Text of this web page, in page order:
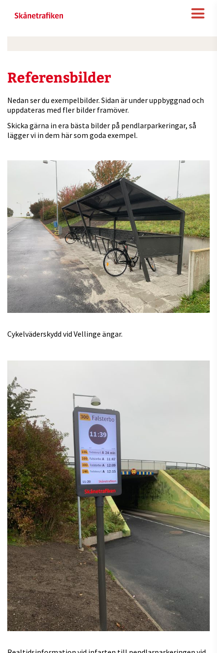
Referensbilder
Nedan ser du exempelbilder. Sidan är under uppbyggnad och
uppdateras med fler bilder framöver.
Skicka gärna in era bästa bilder på pendlarparkeringar, så
lägger vi in dem här som goda exempel.
Cykelväderskydd vid Vellinge ängar.